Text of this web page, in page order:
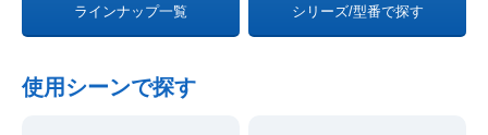
ラインナップ一覧 シリーズ/型番で探す
使用シーンで探す